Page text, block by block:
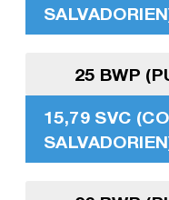
25 BWP
15,79 SVC